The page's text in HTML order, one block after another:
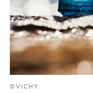
©VICHY